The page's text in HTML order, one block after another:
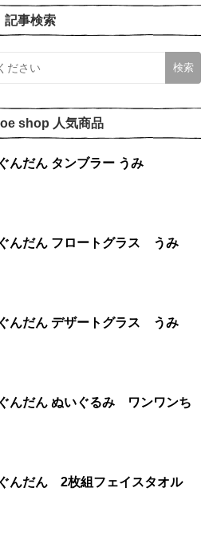
記事検索
shop 人気商品
ノラネコぐんだん タンブラー うみ
ノラネコぐんだん フロートグラス うみ
ノラネコぐんだん デザートグラス うみ
んだん ぬいぐるみ ワンワンち
んだん 2枚組フェイスタオル